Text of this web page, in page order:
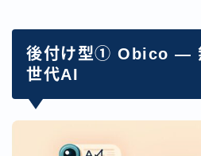
後付け型① Obico —
世代AI